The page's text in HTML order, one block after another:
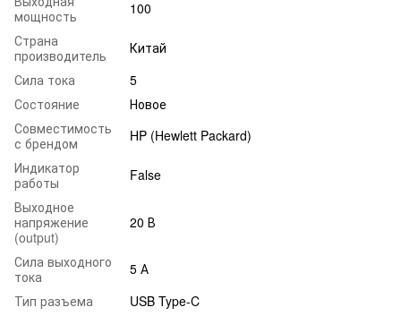
мощность
100
Страна
производитель
Китай
Сила тока
5
Состояние
Новое
Совместимость
с брендом
HP (Hewlett Packard)
Индикатор
работы
False
Выходное
напряжение
(output)
20 В
Сила выходного
тока
5 А
Тип разъема
USB Type-C